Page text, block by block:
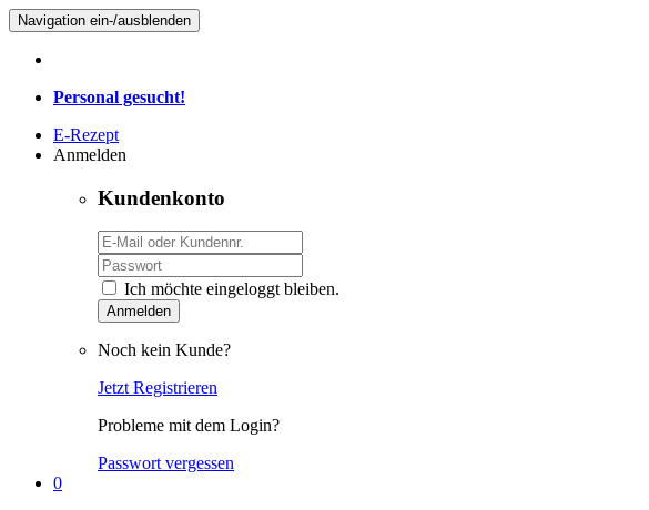
Navigation ein-/ausblenden
Personal gesucht!
E-Rezept
Anmelden
Kundenkonto
Ich möchte eingeloggt bleiben.
Anmelden
Noch kein Kunde?
Jetzt Registrieren
Probleme mit dem Login?
Passwort vergessen
0